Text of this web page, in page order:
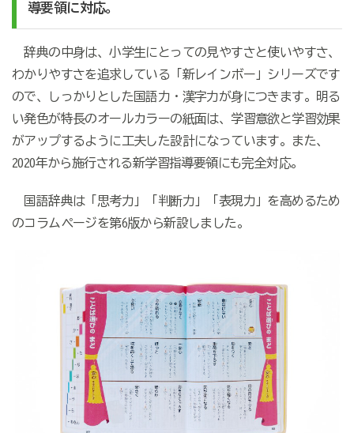
導要領に対応。
辞典の中身は、小学生にとっての見やすさと使いやすさ、
わかりやすさを追求している「新レインボー」シリーズです
ので、しっかりとした国語力・漢字力が身につきます。明る
い発色が特長のオールカラーの紙面は、学習意欲と学習効果
がアップするように工夫した設計になっています。また、
2020年から施行される新学習指導要領にも完全対応。
国語辞典は「思考力」「判断力」「表現力」を高めるため
のコラムページを第6版から新設しました。